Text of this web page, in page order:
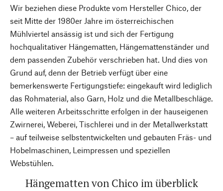
Wir beziehen diese Produkte vom Hersteller Chico, der
seit Mitte der 1980er Jahre im österreichischen
Mühlviertel ansässig ist und sich der Fertigung
hochqualitativer Hängematten, Hängemattenständer und
dem passenden Zubehör verschrieben hat. Und dies von
Grund auf, denn der Betrieb verfügt über eine
bemerkenswerte Fertigungstiefe: eingekauft wird lediglich
das Rohmaterial, also Garn, Holz und die Metallbeschläge.
Alle weiteren Arbeitsschritte erfolgen in der hauseigenen
Zwirnerei, Weberei, Tischlerei und in der Metallwerkstatt
– auf teilweise selbstentwickelten und gebauten Fräs- und
Hobelmaschinen, Leimpressen und speziellen
Webstühlen.
Hängematten von Chico im überblick